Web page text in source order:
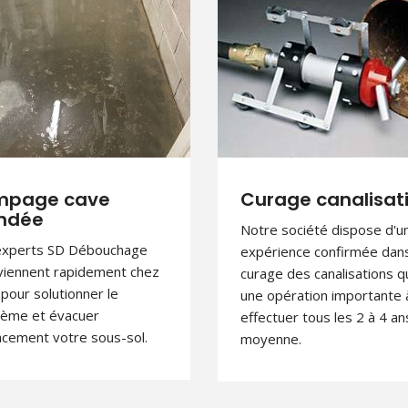
canalisation
société dispose d'une
confirmée dans le
des canalisations qui est
importante à
tous les 2 à 4 ans en
Débouchage
Société experte en
débouchage évier. Suite à
appel, un artisan arrive
rapidement chez vous en
d'urgence, pour un
pas cher et de qualité.